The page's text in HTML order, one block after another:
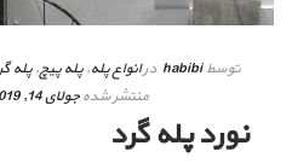
توسط habibi درانواع پله,پله پیچ,پله
منتشر شده جولای 14, 2019
نورد پله گرد